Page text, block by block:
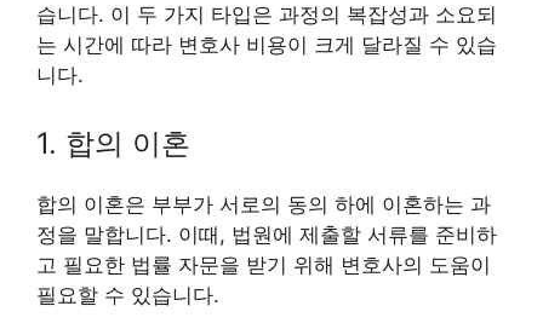
습니다. 이 두 가지 타입은 과정의 복잡성과 소요되
는 시간에 따라 변호사 비용이 크게 달라질 수 있습
니다.
1. 합의 이혼
합의 이혼은 부부가 서로의 동의 하에 이혼하는 과
정을 말합니다. 이때, 법원에 제출할 서류를 준비하
고 필요한 법률 자문을 받기 위해 변호사의 도움이
필요할 수 있습니다.